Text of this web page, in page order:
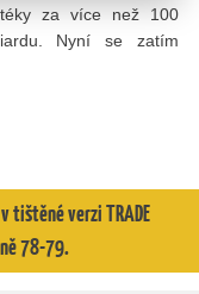
za více než 100
Nyní se zatím
tištěné verzi TRADE
78-79.